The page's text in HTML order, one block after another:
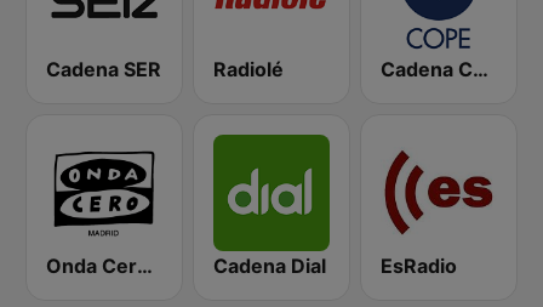
Cadena SER Radiolé Cadena COPE
Onda Cero Madrid Cadena Dial EsRadio